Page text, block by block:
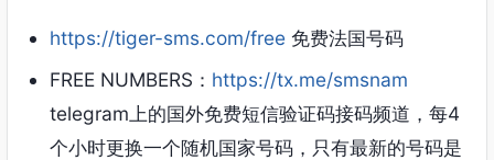
https://tiger-sms.com/free 免费法国号码
FREE NUMBERS： https://tx.me/smsnam
telegram上的国外免费短信验证码接码频道，每4
个小时更换一个随机国家号码，只有最新的号码是